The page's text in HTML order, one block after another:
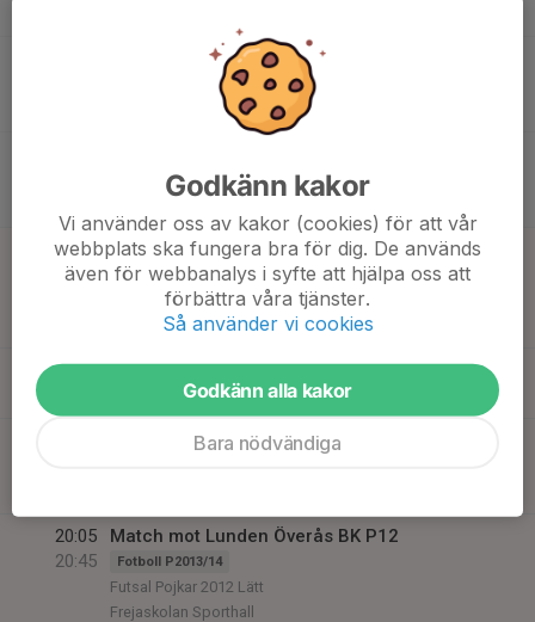
Match mot Proletären FF Y
Futsal Pojkar 2011 Lätt
Frejaskolan Sporthall
Futsal Pojkar 2011 Lätt
09:05
10:20
Match mot Lundby IF Smaragd
Fotboll P2013/14
Futsal Pojkar 2013 Grupp B
Frejaskolan Sporthall
09:45
Snickarcupen (P2012)
Almåshallen
Träning på Frejaskolan (inomhus)
20:05
20:45
Match mot Lunden Överås BK P12
Fotboll P2013/14
Futsal Pojkar 2012 Lätt
Frejaskolan Sporthall
Godkänn kakor
Vi använder oss av kakor (cookies) för att vår
webbplats ska fungera bra för dig. De används
även för webbanalys i syfte att hjälpa oss att
förbättra våra tjänster.
Så använder vi cookies
Godkänn alla kakor
Bara nödvändiga